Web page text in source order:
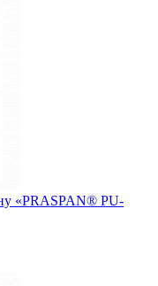
«PRASPAN® PU-